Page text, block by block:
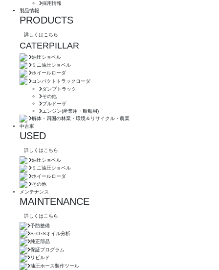
採用情報
製品情報
PRODUCTS
詳しくはこちら
CATERPILLAR
油圧ショベル
ミニ油圧ショベル
ホイールローダ
コンパクトトラックローダ
ダンプトラック
その他
ブルドーザ
エンジン(産業用・船舶用)
解体・四国の林業・環境＆リサイクル・農業
中古車
USED
詳しくはこちら
油圧ショベル
ミニ油圧ショベル
ホイールローダ
その他
メンテナンス
MAINTENANCE
詳しくはこちら
予防整備
S･O･Sオイル分析
純正部品
保証プログラム
リビルド
油圧ホース製作ツール